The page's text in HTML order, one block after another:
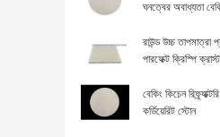
ঘনত্বের অবাধ্যতা
রাউন্ড উচ্চ তাপমাত্রা
পারফেক্ট ক্রিস্পি
বেকিং কিচেন
কর্ডিয়েরিট স্টোন